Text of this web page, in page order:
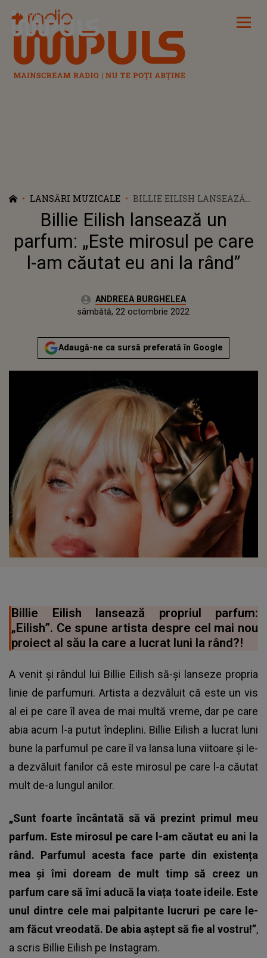
Radio Impuls
LANSĂRI MUZICALE
BILLIE EILISH LANSEAZĂ
UN PARFUM: „ESTE
MIROSUL PE CARE L-AM
CĂUTAT EU ANI LA RÂND”
Billie Eilish lansează un
parfum: „Este mirosul pe care
l-am căutat eu ani la rând”
Autor:ANDREEA BURGHELEA
vineri, 22 octombrie 2021
Actualizat:
sâmbătă, 22 octombrie 2022
Adaugă-ne ca sursă preferată în Google
Billie Eilish lansează propriul parfum:
„Eilish”. Ce spune artista despre cel mai nou
proiect al său la care a lucrat luni la rând?!
A venit și rândul lui Billie Eilish să-și lanseze propria
linie de parfumuri. Artista a dezvăluit că este un vis
al ei pe care îl avea de mai multă vreme, dar pe care
abia acum l-a putut îndeplini. Billie Eilish a lucrat luni
bune la parfumul pe care îl va lansa luna viitoare și le-
a dezvăluit fanilor că este mirosul pe care l-a căutat
mult de-a lungul anilor.
„Sunt foarte încântată să vă prezint primul meu
parfum. Este mirosul pe care l-am căutat eu ani la
rând. Parfumul acesta face parte din existența
mea și îmi doream de mult timp să creez un
parfum care să îmi aducă la viața toate ideile. Este
unul dintre cele mai palpitante lucruri pe care le-
am făcut vreodată. De abia aștept să fie al vostru!”,
a scris Billie Eilish pe Instagram.